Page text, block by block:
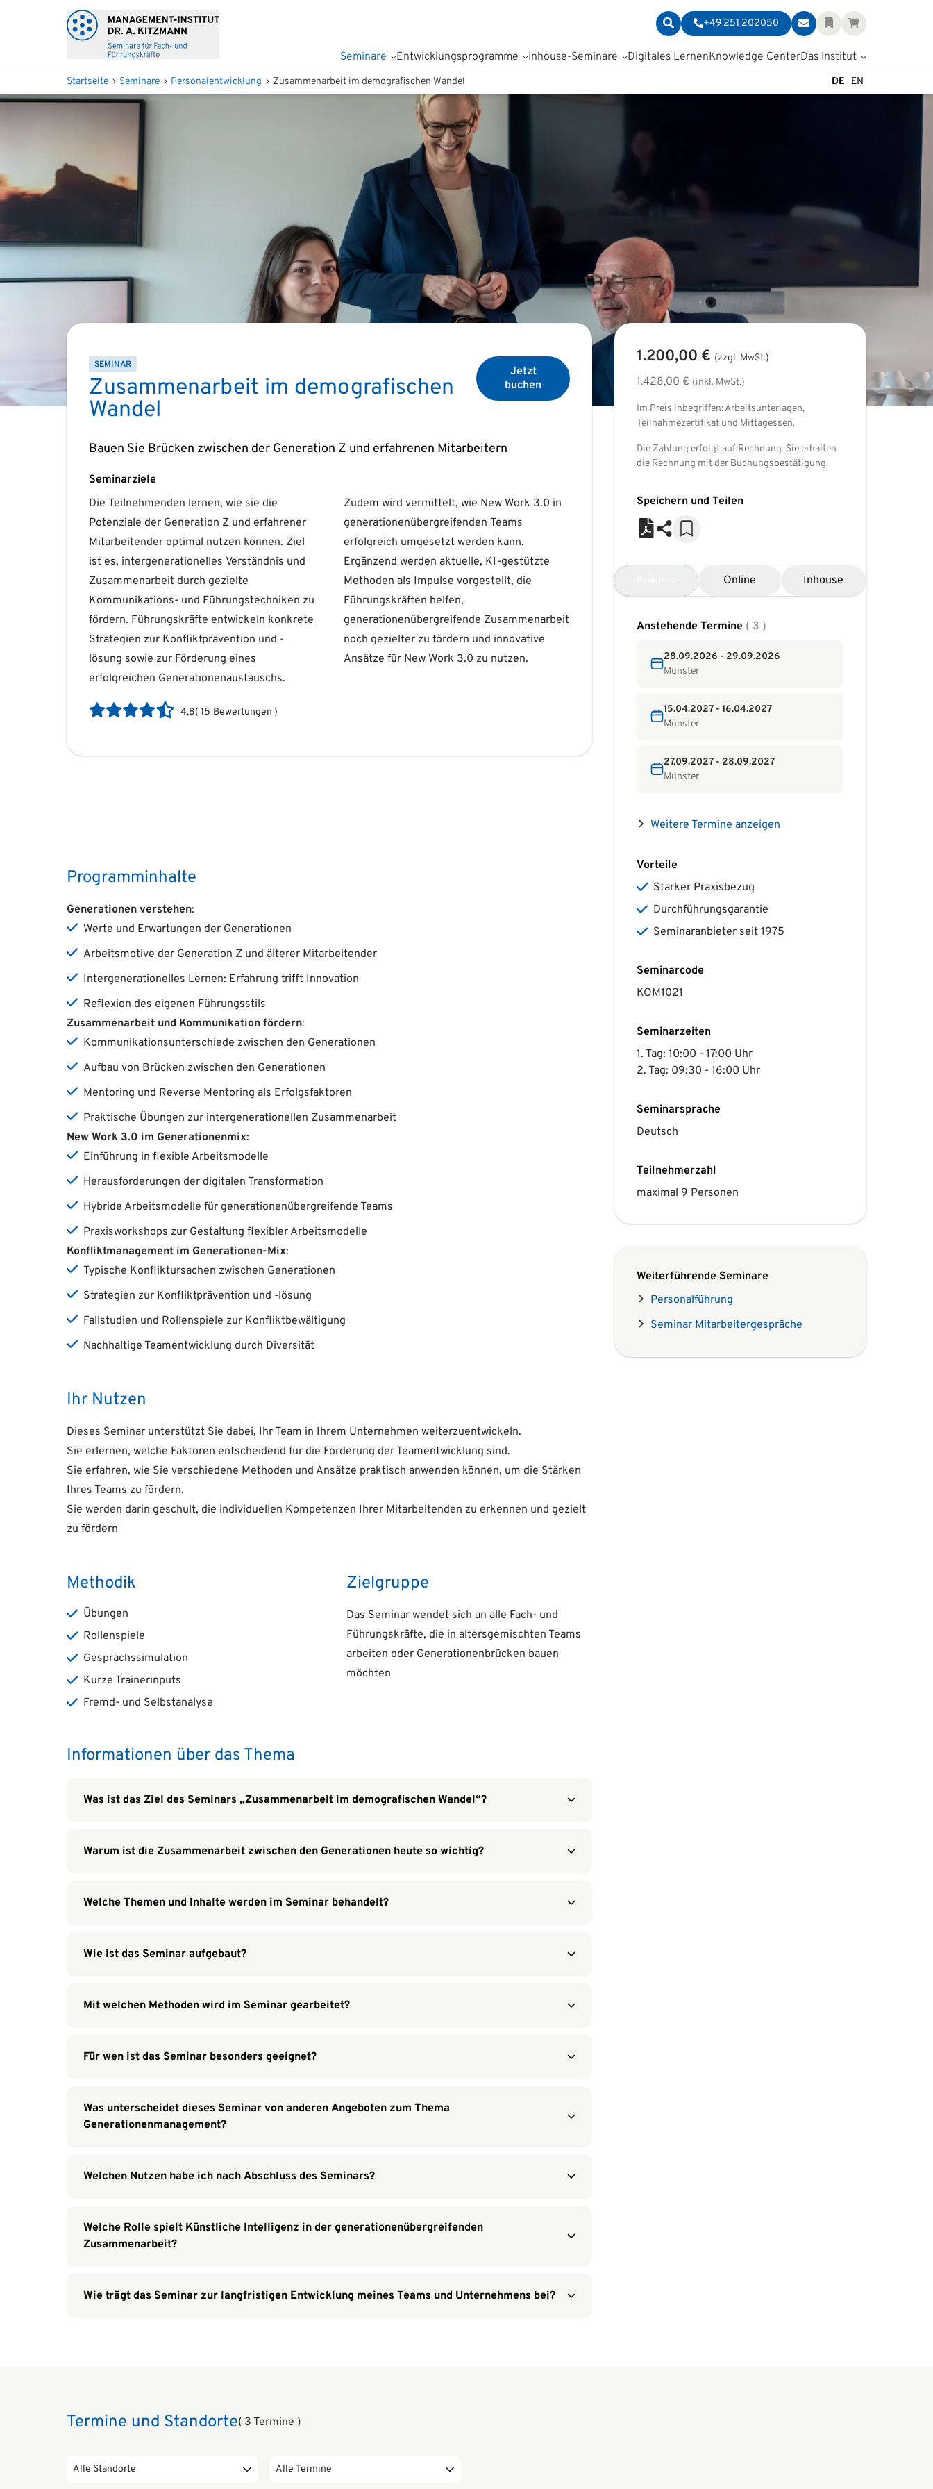
+49 251 202050
Seminare Entwicklungsprogramme Inhouse-Seminare Digitales LernenKnowledge CenterDas Institut
Startseite Seminare Personalentwicklung Zusammenarbeit im demografischen Wandel DE EN
SEMINAR
Zusammenarbeit im demografischen
Wandel
Jetzt
buchen
Bauen Sie Brücken zwischen der Generation Z und erfahrenen Mitarbeitern
Seminarziele
Die Teilnehmenden lernen, wie sie die
Potenziale der Generation Z und erfahrener
Mitarbeitender optimal nutzen können. Ziel
ist es, intergenerationelles Verständnis und
Zusammenarbeit durch gezielte
Kommunikations- und Führungstechniken zu
fördern. Führungskräfte entwickeln konkrete
Strategien zur Konfliktprävention und -
lösung sowie zur Förderung eines
erfolgreichen Generationenaustauschs.
Zudem wird vermittelt, wie New Work 3.0 in
generationenübergreifenden Teams
erfolgreich umgesetzt werden kann.
Ergänzend werden aktuelle, KI-gestützte
Methoden als Impulse vorgestellt, die
Führungskräften helfen,
generationenübergreifende Zusammenarbeit
noch gezielter zu fördern und innovative
Ansätze für New Work 3.0 zu nutzen.
4,8( 15 Bewertungen )
Programminhalte
Generationen verstehen:
Werte und Erwartungen der Generationen
Arbeitsmotive der Generation Z und älterer Mitarbeitender
Intergenerationelles Lernen: Erfahrung trifft Innovation
Reflexion des eigenen Führungsstils
Zusammenarbeit und Kommunikation fördern:
Kommunikationsunterschiede zwischen den Generationen
Aufbau von Brücken zwischen den Generationen
Mentoring und Reverse Mentoring als Erfolgsfaktoren
Praktische Übungen zur intergenerationellen Zusammenarbeit
New Work 3.0 im Generationenmix:
Einführung in flexible Arbeitsmodelle
Herausforderungen der digitalen Transformation
Hybride Arbeitsmodelle für generationenübergreifende Teams
Praxisworkshops zur Gestaltung flexibler Arbeitsmodelle
Konfliktmanagement im Generationen-Mix:
Typische Konfliktursachen zwischen Generationen
Strategien zur Konfliktprävention und -lösung
Fallstudien und Rollenspiele zur Konfliktbewältigung
Nachhaltige Teamentwicklung durch Diversität
Ihr Nutzen
Dieses Seminar unterstützt Sie dabei, Ihr Team in Ihrem Unternehmen weiterzuentwickeln.
Sie erlernen, welche Faktoren entscheidend für die Förderung der Teamentwicklung sind.
Sie erfahren, wie Sie verschiedene Methoden und Ansätze praktisch anwenden können, um die Stärken
Ihres Teams zu fördern.
Sie werden darin geschult, die individuellen Kompetenzen Ihrer Mitarbeitenden zu erkennen und gezielt
zu fördern
Methodik
Übungen
Rollenspiele
Gesprächssimulation
Kurze Trainerinputs
Fremd- und Selbstanalyse
Zielgruppe
Das Seminar wendet sich an alle Fach- und
Führungskräfte, die in altersgemischten Teams
arbeiten oder Generationenbrücken bauen
möchten
Informationen über das Thema
Was ist das Ziel des Seminars „Zusammenarbeit im demografischen Wandel“?
Warum ist die Zusammenarbeit zwischen den Generationen heute so wichtig?
Welche Themen und Inhalte werden im Seminar behandelt?
Wie ist das Seminar aufgebaut?
Mit welchen Methoden wird im Seminar gearbeitet?
Für wen ist das Seminar besonders geeignet?
Was unterscheidet dieses Seminar von anderen Angeboten zum Thema
Generationenmanagement?
Welchen Nutzen habe ich nach Abschluss des Seminars?
Welche Rolle spielt Künstliche Intelligenz in der generationenübergreifenden
Zusammenarbeit?
Wie trägt das Seminar zur langfristigen Entwicklung meines Teams und Unternehmens bei?
1.200,00 € (zzgl. MwSt.)
1.428,00 € (inkl. MwSt.)
Im Preis inbegriffen: Arbeitsunterlagen,
Teilnahmezertifikat und Mittagessen.
Die Zahlung erfolgt auf Rechnung. Sie erhalten
die Rechnung mit der Buchungsbestätigung.
Speichern und Teilen
Online Inhouse
Anstehende Termine ( 3 )
28.09.2026 - 29.09.2026
Münster
15.04.2027 - 16.04.2027
Münster
27.09.2027 - 28.09.2027
Münster
Weitere Termine anzeigen
Vorteile
Starker Praxisbezug
Durchführungsgarantie
Seminaranbieter seit 1975
Seminarcode
KOM1021
Seminarzeiten
1. Tag: 10:00 - 17:00 Uhr
2. Tag: 09:30 - 16:00 Uhr
Seminarsprache
Deutsch
Teilnehmerzahl
maximal 9 Personen
Weiterführende Seminare
Personalführung
Seminar Mitarbeitergespräche
Termine und Standorte( 3 Termine )
Alle Standorte Alle Termine